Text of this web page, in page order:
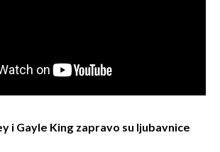
i Gayle King zapravo su ljubavnice